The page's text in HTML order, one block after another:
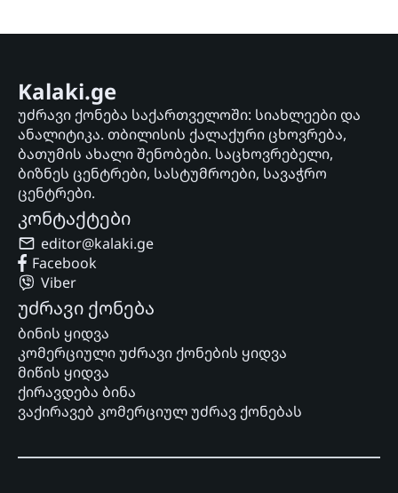
Kalaki.ge
უძრავი ქონება საქართველოში: სიახლეები და
ანალიტიკა. თბილისის ქალაქური ცხოვრება,
ბათუმის ახალი შენობები. საცხოვრებელი,
ბიზნეს ცენტრები, სასტუმროები, სავაჭრო
ცენტრები.
კონტაქტები
editor@kalaki.ge
Facebook
Viber
უძრავი ქონება
ბინის ყიდვა
კომერციული უძრავი ქონების ყიდვა
მიწის ყიდვა
ქირავდება ბინა
ვაქირავებ კომერციულ უძრავ ქონებას